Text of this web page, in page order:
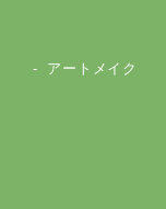
アートメイク